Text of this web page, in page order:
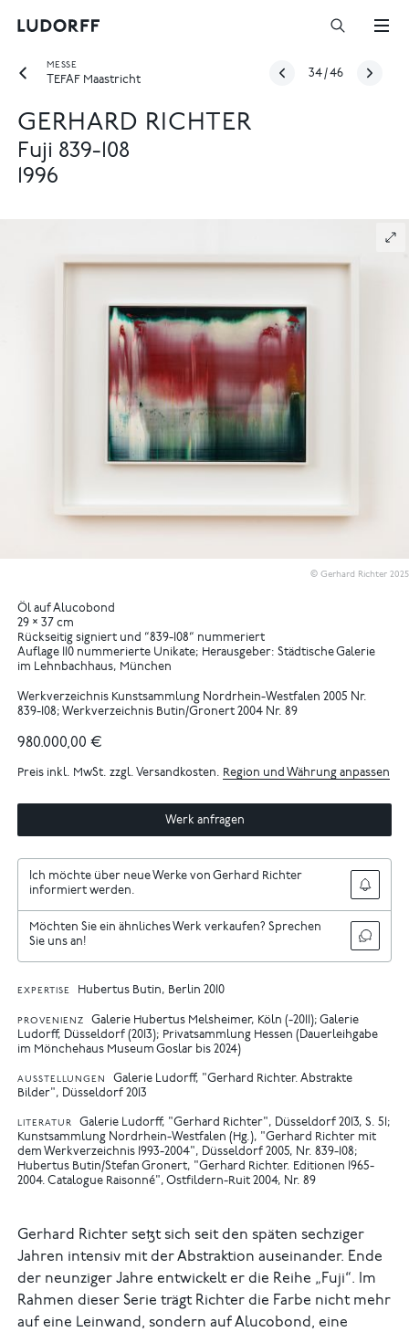
MESSE
TEFAF Maastricht
34 /46
GERHARD RICHTER
Fuji 839-108
1996
© Gerhard Richter 2025
Öl auf Alucobond
29 × 37 cm
Rückseitig signiert und “839-108“ nummeriert
Auflage 110 nummerierte Unikate; Herausgeber: Städtische Galerie
im Lehnbachhaus, München
Werkverzeichnis Kunstsammlung Nordrhein-Westfalen 2005 Nr.
839-108; Werkverzeichnis Butin/Gronert 2004 Nr. 89
980.000,00 €
Preis inkl. MwSt. zzgl. Versandkosten. Region und Währung anpassen
Werk anfragen
Ich möchte über neue Werke von Gerhard Richter
informiert werden.
Möchten Sie ein ähnliches Werk verkaufen? Sprechen
Sie uns an!
EXPERTISE Hubertus Butin, Berlin 2010
PROVENIENZ
Galerie Hubertus Melsheimer, Köln (-2011); Galerie
Ludorff, Düsseldorf (2013); Privatsammlung Hessen (Dauerleihgabe
im Mönchehaus Museum Goslar bis 2024)
AUSSTELLUNGEN
Galerie Ludorff, "Gerhard Richter. Abstrakte
Bilder", Düsseldorf 2013
LITERATUR
Galerie Ludorff, "Gerhard Richter", Düsseldorf 2013, S. 51
Kunstsammlung Nordrhein-Westfalen (Hg.), "Gerhard Richter mit
dem Werkverzeichnis 1993-2004", Düsseldorf 2005, Nr. 839-108
Hubertus Butin/Stefan Gronert, "Gerhard Richter. Editionen 1965-
2004. Catalogue Raisonné", Ostfildern-Ruit 2004, Nr. 89
Gerhard Richter setzt sich seit den späten sechziger
Jahren intensiv mit der Abstraktion auseinander. Ende
der neunziger Jahre entwickelt er die Reihe „Fuji“. Im
Rahmen dieser Serie trägt Richter die Farbe nicht mehr
auf eine Leinwand, sondern auf Alucobond, eine